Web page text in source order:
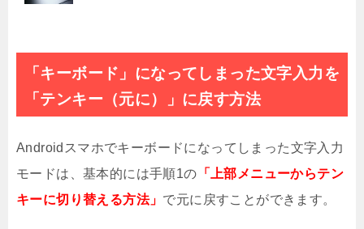
キャッシュを一括削除してAndroidアプリ
の動作を軽くする方法
る!!30日以上経っても消えない？
アラームタイマーをバイブのみにする設定
方法[iPhone/Android]
「キーボード」になってしまった文字入力を
「テンキー（元に）」に戻す方法
Androidスマホでキーボードになってしまった文字入力
モードは、基本的には手順1の 「上部メニューからテン
キーに切り替える方法」 で元に戻すことができます。